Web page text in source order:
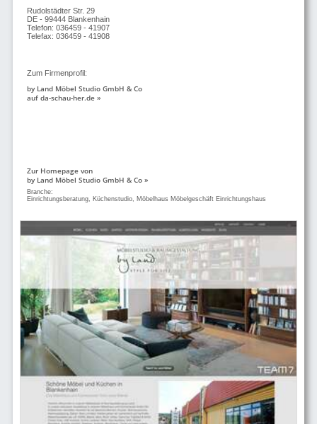
Rudolstädter Str. 29
DE - 99444 Blankenhain
Telefon: 036459 - 41907
Telefax: 036459 - 41908
Zum Firmenprofil:
by Land Möbel Studio GmbH & Co
auf da-schau-her.de »
Zur Homepage von
by Land Möbel Studio GmbH & Co »
Branche:
Einrichtungsberatung, Küchenstudio, Möbelhaus Möbelgeschäft Einrichtungshaus